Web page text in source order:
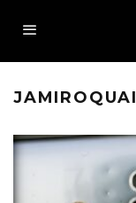
JAMIROQUAI